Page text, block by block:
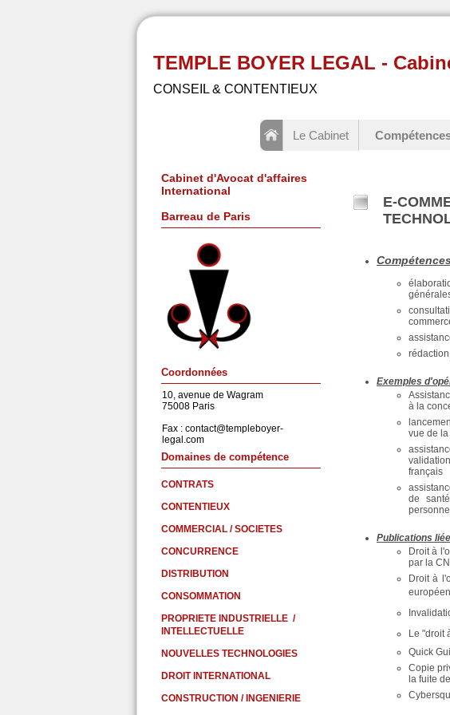
TEMPLE BOYER LEGAL -
CONSEIL & CONTENTIEUX
Le Cabinet
Cabinet d'Avocat d'affaires
International
Barreau de Paris
Coordonnées
10, avenue de Wagram
75008 Paris
Fax : contact@templeboyer-
legal.com
Domaines de compétence
CONTRATS
CONTENTIEUX
COMMERCIAL / SOCIETES
CONCURRENCE
DISTRIBUTION
CONSOMMATION
PROPRIETE INDUSTRIELLE /
INTELLECTUELLE
NOUVELLES TECHNOLOGIES
DROIT INTERNATIONAL
CONSTRUCTION / INGENIERIE
E-
Exemples
à la
vue de
français
de
Publications
Droit à
par la
​Droit à
Le "droit
Quick
Copie
la fuite